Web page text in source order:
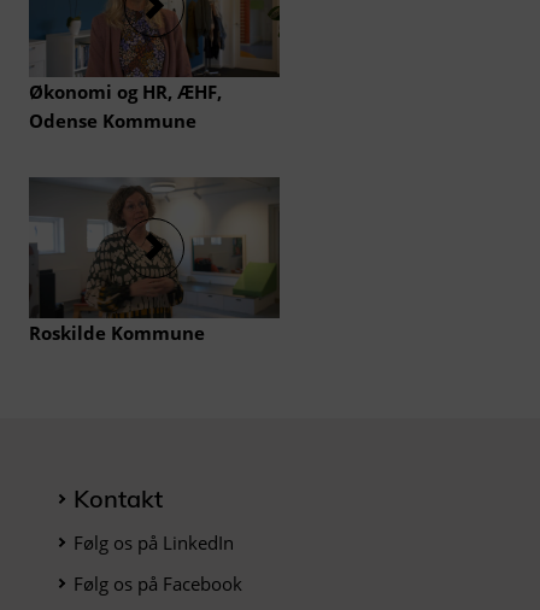
Økonomi og HR, ÆHF,
Odense Kommune
Roskilde Kommune
Kontakt
Følg os på LinkedIn
Følg os på Facebook